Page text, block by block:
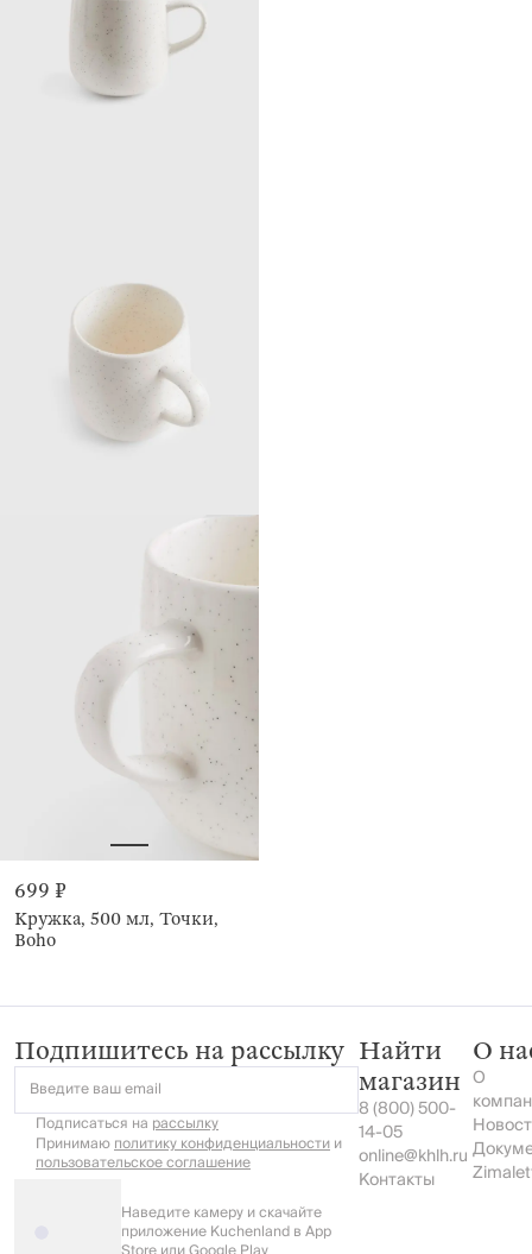
699 ₽
Кружка, 500 мл, Точки,
Boho
Подпишитесь на рассылку
Введите ваш email
Подписаться на рассылку
Принимаюполитику конфиденциальностии
пользовательское соглашение
Наведите камеру и скачайте
приложение Kuchenland в App
Найти
магазин
8 (800) 500-
14-05
online@khlh.ru
Контакты
О
О